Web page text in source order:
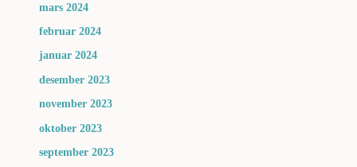
mars 2024
februar 2024
januar 2024
desember 2023
november 2023
oktober 2023
september 2023